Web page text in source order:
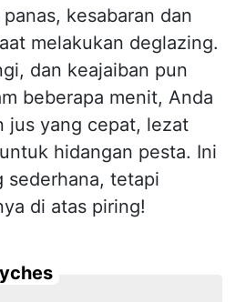
kesabaran dan
melakukan deglazing.
dan keajaiban pun
beberapa menit, Anda
jus yang cepat, lezat
hidangan pesta. Ini
sederhana, tetapi
di atas piring!